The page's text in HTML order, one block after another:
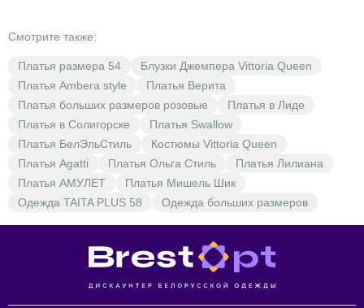
Смотрите также:
Платья размера 54
Блузки Джемпера Vittoria Queen
Платья Ambera style
Платья Верита
Платья больших размеров розовые
Платья в Лиде
Платья в Солигорске
Платья Swallow
Платья БелЭльСтиль
Костюмы Vittoria Queen
Платья Agatti
Платья Ольга Стиль
Платья Лилиана
Платья АМУЛЕТ
Платья Мишель Шик
Одежда TAITA PLUS 58
Одежда больших размеров